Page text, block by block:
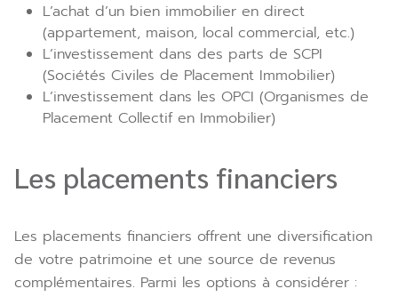
L’achat d’un bien immobilier en direct
(appartement, maison, local commercial, etc.)
L’investissement dans des parts de SCPI
(Sociétés Civiles de Placement Immobilier)
L’investissement dans les OPCI (Organismes de
Placement Collectif en Immobilier)
Les placements financiers
Les placements financiers offrent une diversification
de votre patrimoine et une source de revenus
complémentaires. Parmi les options à considérer :